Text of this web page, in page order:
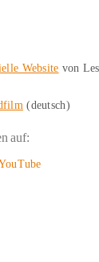
Website von
(deutsch)
auf: